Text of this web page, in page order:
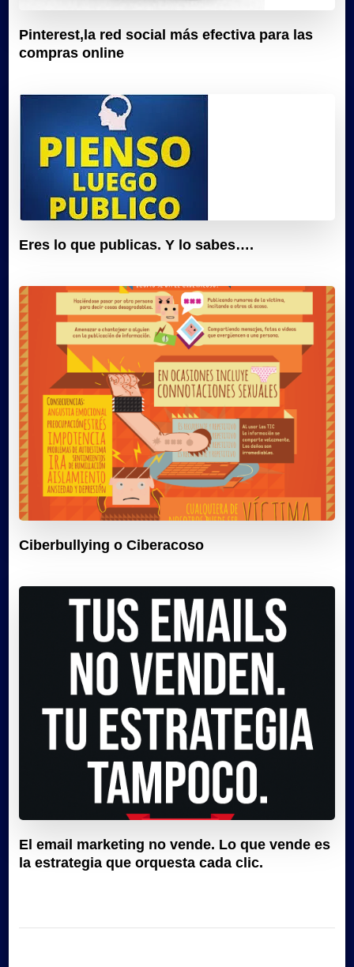
Pinterest,la red social más efectiva para las
compras online
Eres lo que publicas. Y lo sabes….
Ciberbullying o Ciberacoso
El email marketing no vende. Lo que vende es
la estrategia que orquesta cada clic.